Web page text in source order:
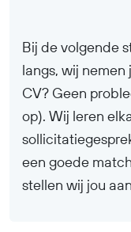
Bij de volgende
langs, wij
CV? Geen
op). Wij leren
een goede
stellen wij jou